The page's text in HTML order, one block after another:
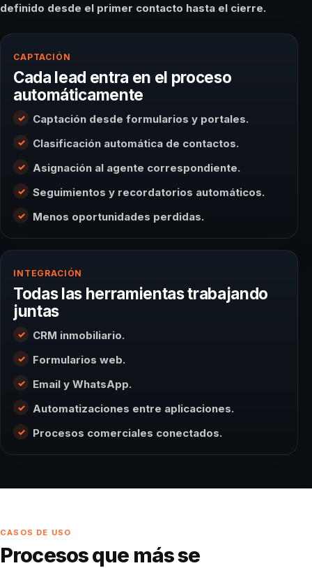
definido desde el primer contacto hasta el cierre.
CAPTACIÓN
Cada lead entra en el proceso
automáticamente
Captación desde formularios y portales.
Clasificación automática de contactos.
Asignación al agente correspondiente.
Seguimientos y recordatorios automáticos.
Menos oportunidades perdidas.
INTEGRACIÓN
Todas las herramientas trabajando
juntas
CRM inmobiliario.
Formularios web.
Email y WhatsApp.
Automatizaciones entre aplicaciones.
Procesos comerciales conectados.
CASOS DE USO
Procesos que más se